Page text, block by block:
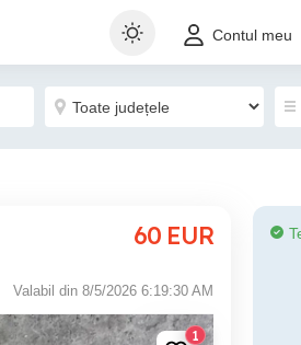
Contul meu
60 EUR
Valabil din 8/5/2026 6:19:30 AM
1